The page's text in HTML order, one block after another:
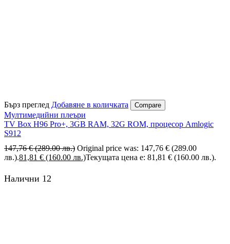
Бърз преглед Добавяне в количката Compare
Мултимедийни плеъри
TV Box H96 Pro+, 3GB RAM, 32G ROM, процесор Amlogic
S912
147,76€ (289.00 лв.) Original price was: 147,76 € (289.00
лв.).81,81 € (160.00 лв.)Текущата цена е: 81,81 € (160.00 лв.).
Налични 12